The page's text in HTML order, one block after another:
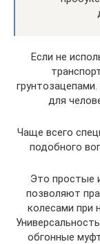
Если не
для
Чаще всего
подобного
Это простые
позволяют
колесами при
обгонные